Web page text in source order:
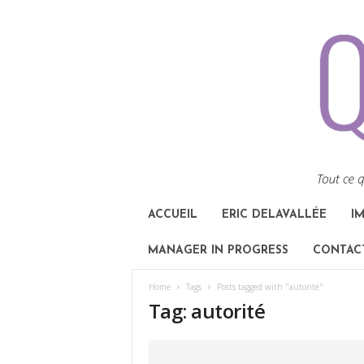
ACCUEIL ERIC DELAVALLÉE
MANAGER IN PROGRESS
Home Tags Posts tagged with "autorité"
Tag: autorité